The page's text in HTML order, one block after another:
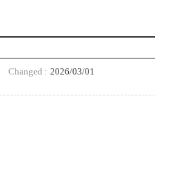
Changed : 2026/03/01